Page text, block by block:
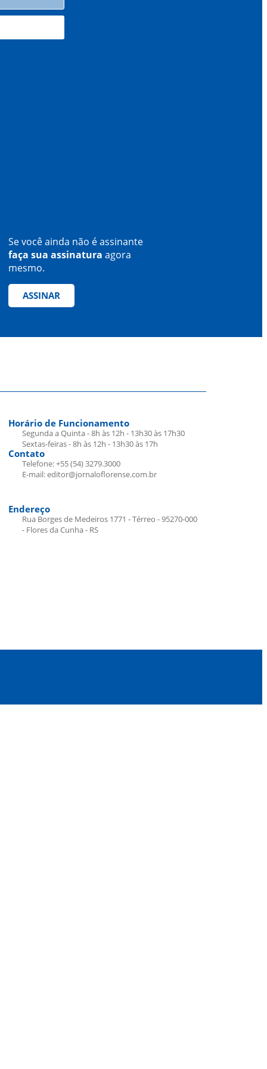
Se você ainda não é assinante
faça sua assinatura agora
mesmo.
ASSINAR
Horário de Funcionamento
Segunda a Quinta - 8h às 12h - 13h30 às 17h30
Sextas-feiras - 8h às 12h - 13h30 às 17h
Contato
Telefone: +55 (54) 3279.3000
E-mail: editor@jornaloflorense.com.br
Endereço
Rua Borges de Medeiros 1771 - Térreo - 95270-000
- Flores da Cunha - RS